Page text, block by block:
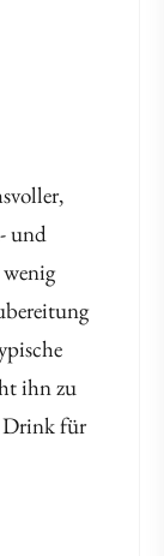
und
ihn zu
Drink für